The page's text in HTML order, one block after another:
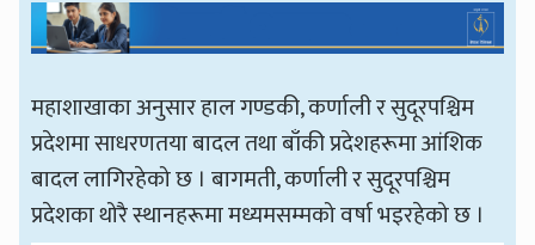
महाशाखाका अनुसार हाल गण्डकी, कर्णाली र सुदूरपश्चिम
प्रदेशमा साधरणतया बादल तथा बाँकी प्रदेशहरूमा आंशिक
बादल लागिरहेको छ । बागमती, कर्णाली र सुदूरपश्चिम
प्रदेशका थोरै स्थानहरूमा मध्यमसम्मको वर्षा भइरहेको छ ।